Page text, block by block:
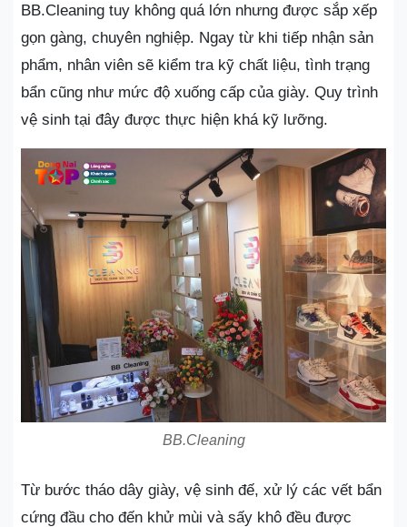
BB.Cleaning tuy không quá lớn nhưng được sắp xếp
gọn gàng, chuyên nghiệp. Ngay từ khi tiếp nhận sản
phẩm, nhân viên sẽ kiểm tra kỹ chất liệu, tình trạng
bẩn cũng như mức độ xuống cấp của giày. Quy trình
vệ sinh tại đây được thực hiện khá kỹ lưỡng.
BB.Cleaning
Từ bước tháo dây giày, vệ sinh đế, xử lý các vết bẩn
cứng đầu cho đến khử mùi và sấy khô đều được